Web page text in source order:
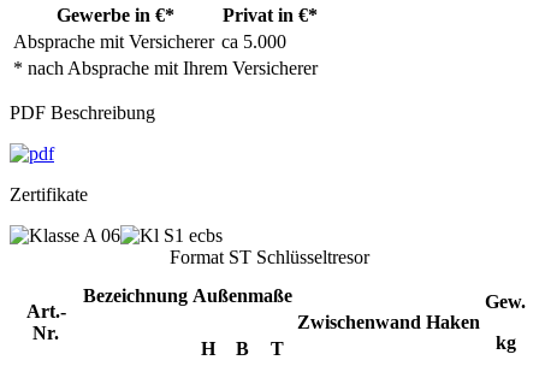
Gewerbe in €* Privat in €*
* nach Absprache mit Ihrem Versicherer
Absprache mit Versicherer ca 5.000
PDF Beschreibung
Zertifikate
Format ST Schlüsseltresor
Art.-
Nr.
Bezeichnung Außenmaße
Zwischenwand Haken
Gew.
kg
H B T